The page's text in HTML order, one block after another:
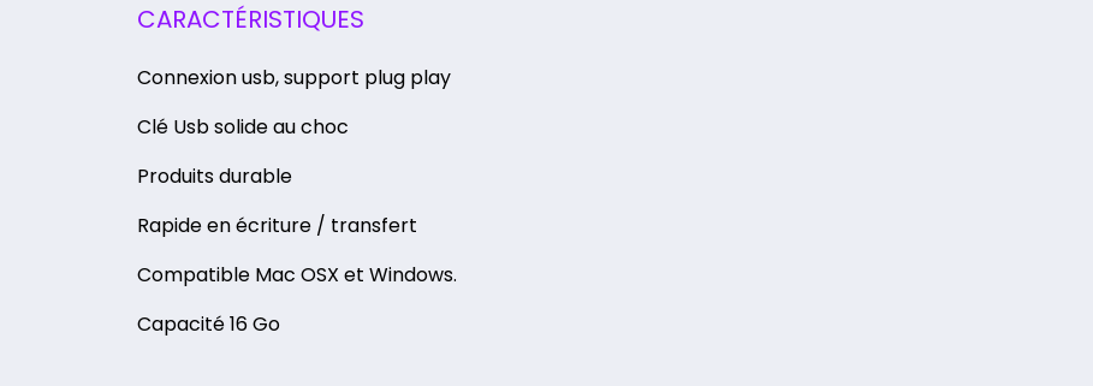
CARACTÉRISTIQUES
Connexion usb, support plug play
Clé Usb solide au choc
Produits durable
Rapide en écriture / transfert
Compatible Mac OSX et Windows.
Capacité 16 Go